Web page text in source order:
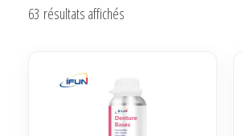
63 résultats affichés
au
plus